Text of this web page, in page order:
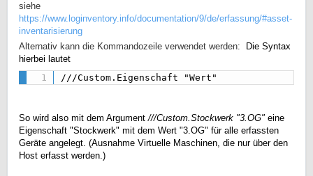
siehe
https://www.loginventory.info/documentation/9/de/erfassung/#asset-
inventarisierung
Alternativ kann die Kommandozeile verwendet werden: Die Syntax
hierbei lautet
///Custom.Eigenschaft "Wert"
So wird also mit dem Argument///Custom.Stockwerk "3.OG" eine
Eigenschaft "Stockwerk" mit dem Wert "3.OG" für alle erfassten
Geräte angelegt. (Ausnahme Virtuelle Maschinen, die nur über den
Host erfasst werden.)